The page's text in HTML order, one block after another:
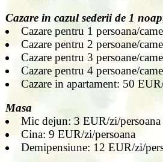
Cazare in cazul sederii de 1
Cazare pentru 1 persoana/
Cazare pentru 2 persoane/
Cazare pentru 3 persoane/
Cazare pentru 4 persoane/
Cazare in apartament: 50
Masa
Mic dejun: 3 EUR/zi/persoana
Cina: 9 EUR/zi/persoana
Demipensiune: 12 EUR/zi/